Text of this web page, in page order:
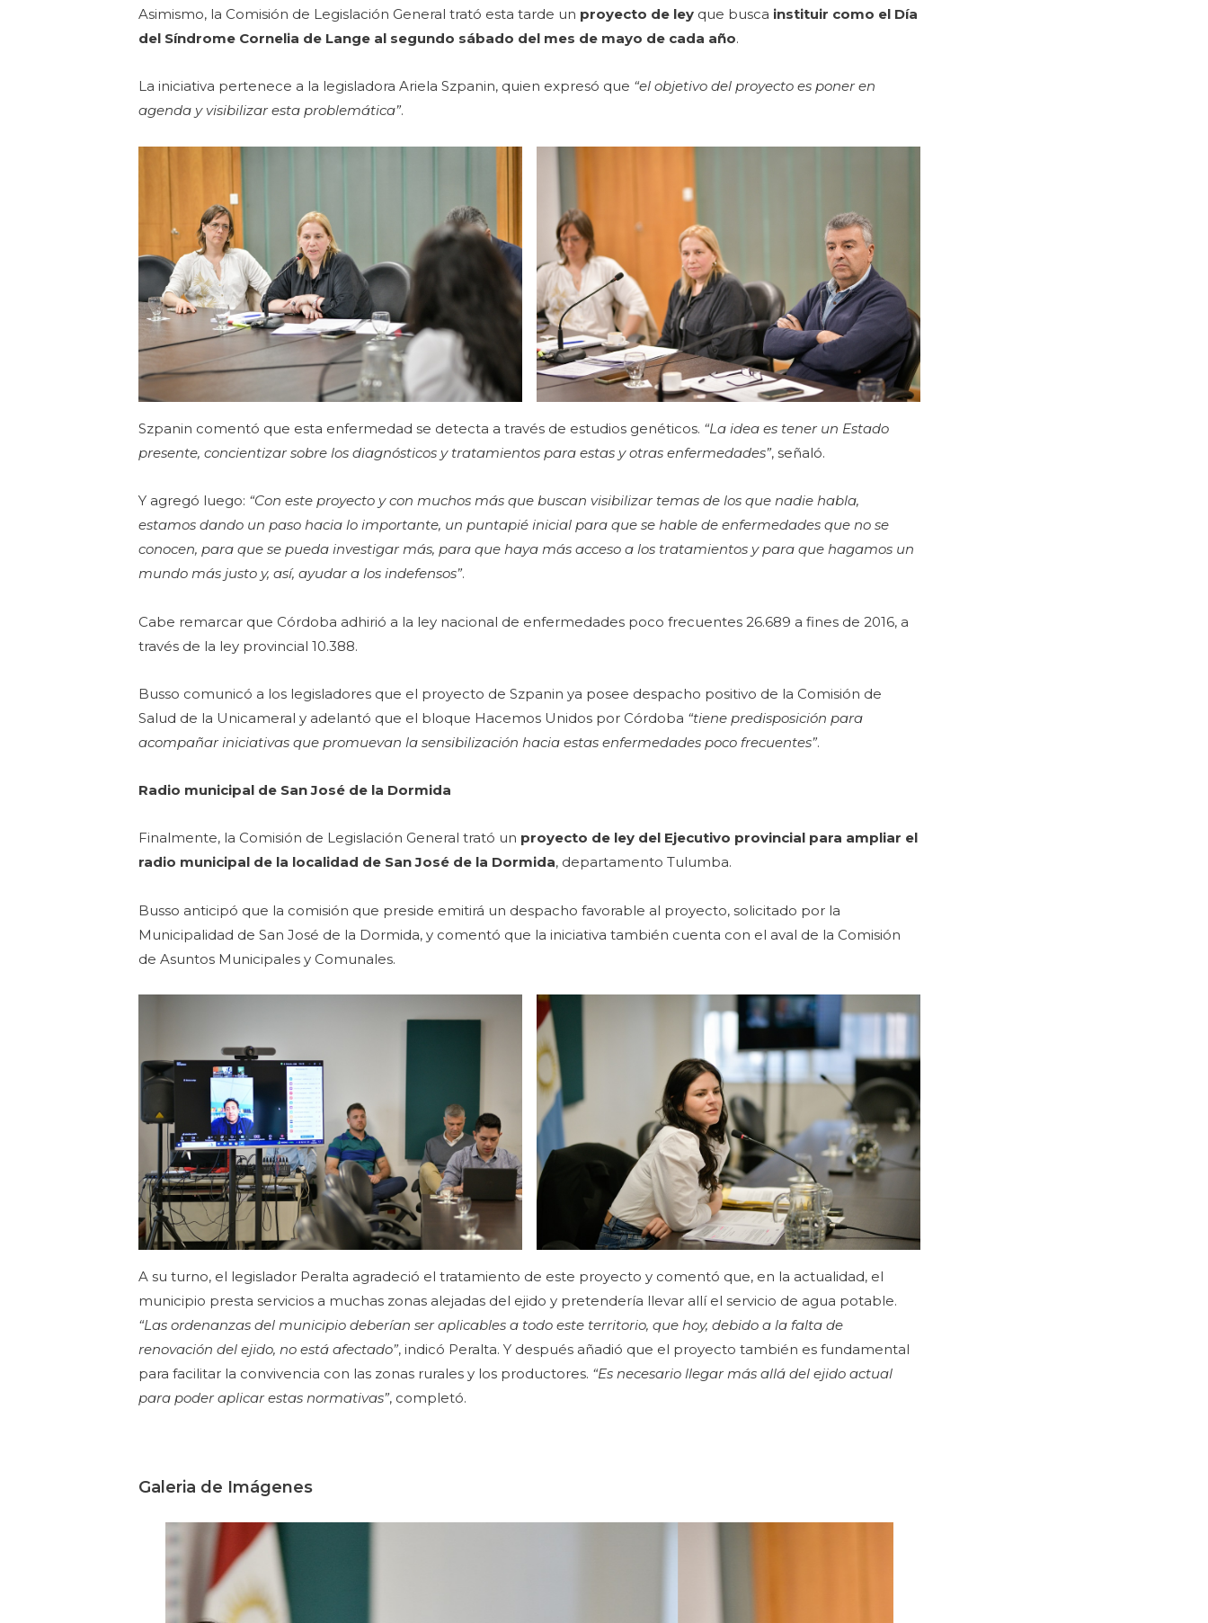
Asimismo, la Comisión de Legislación General trató esta tarde un proyecto de ley que busca instituir como el Día
del Síndrome Cornelia de Lange al segundo sábado del mes de mayo de cada año.
La iniciativa pertenece a la legisladora Ariela Szpanin, quien expresó que “el objetivo del proyecto es poner en
agenda y visibilizar esta problemática”.
Szpanin comentó que esta enfermedad se detecta a través de estudios genéticos. “La idea es tener un Estado
presente, concientizar sobre los diagnósticos y tratamientos para estas y otras enfermedades”, señaló.
Y agregó luego: “Con este proyecto y con muchos más que buscan visibilizar temas de los que nadie habla,
estamos dando un paso hacia lo importante, un puntapié inicial para que se hable de enfermedades que no se
conocen, para que se pueda investigar más, para que haya más acceso a los tratamientos y para que hagamos un
mundo más justo y, así, ayudar a los indefensos”.
Cabe remarcar que Córdoba adhirió a la ley nacional de enfermedades poco frecuentes 26.689 a fines de 2016, a
través de la ley provincial 10.388.
Busso comunicó a los legisladores que el proyecto de Szpanin ya posee despacho positivo de la Comisión de
Salud de la Unicameral y adelantó que el bloque Hacemos Unidos por Córdoba “tiene predisposición para
acompañar iniciativas que promuevan la sensibilización hacia estas enfermedades poco frecuentes”.
Radio municipal de San José de la Dormida
Finalmente, la Comisión de Legislación General trató un proyecto de ley del Ejecutivo provincial para ampliar el
radio municipal de la localidad de San José de la Dormida, departamento Tulumba.
Busso anticipó que la comisión que preside emitirá un despacho favorable al proyecto, solicitado por la
Municipalidad de San José de la Dormida, y comentó que la iniciativa también cuenta con el aval de la Comisión
de Asuntos Municipales y Comunales.
A su turno, el legislador Peralta agradeció el tratamiento de este proyecto y comentó que, en la actualidad, el
municipio presta servicios a muchas zonas alejadas del ejido y pretendería llevar allí el servicio de agua potable.
“Las ordenanzas del municipio deberían ser aplicables a todo este territorio, que hoy, debido a la falta de
renovación del ejido, no está afectado”, indicó Peralta. Y después añadió que el proyecto también es fundamental
para facilitar la convivencia con las zonas rurales y los productores. “Es necesario llegar más allá del ejido actual
para poder aplicar estas normativas”, completó.
Galeria de Imágenes